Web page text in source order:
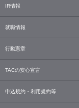
IR情報
就職情報
行動憲章
TACの安心宣言
申込規約・利用規約等